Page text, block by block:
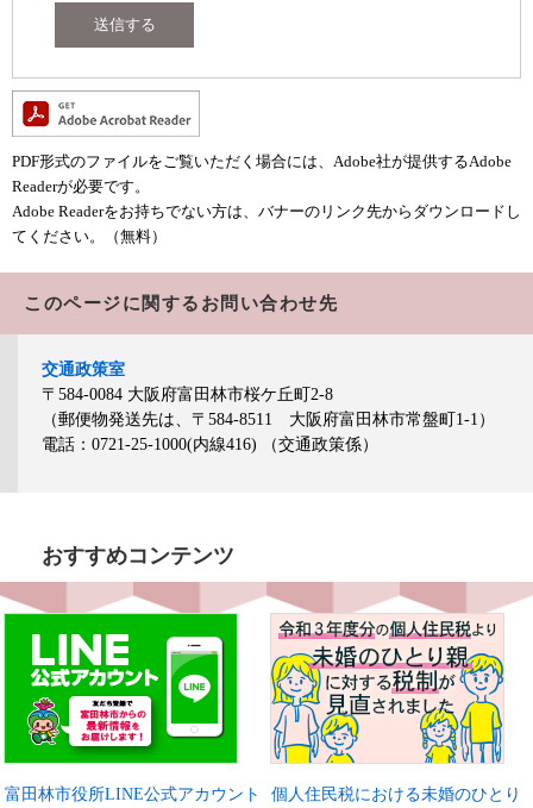
PDF形式のファイルをご覧いただく場合には、Adobe社が提供するAdobe
Readerが必要です。
Adobe Readerをお持ちでない方は、バナーのリンク先からダウンロードし
てください。（無料）
このページに関するお問い合わせ先
交通政策室
〒584-0084 大阪府富田林市桜ケ丘町2-8
（郵便物発送先は、〒584-8511 大阪府富田林市常盤町1-1）
電話：0721-25-1000(内線416)
（交通政策係）
おすすめコンテンツ
富田林市役所LINE公式アカウント
個人住民税における未婚のひとり